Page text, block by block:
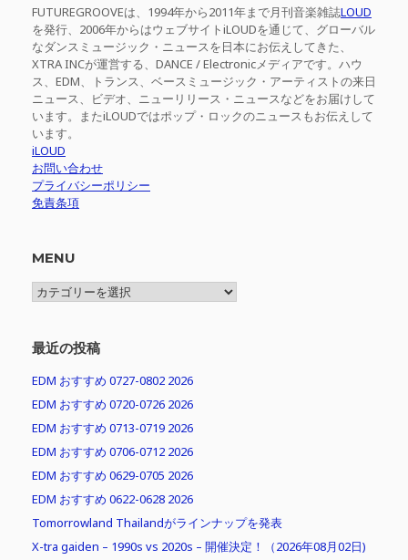
FUTUREGROOVEは、1994年から2011年まで月刊音楽雑誌LOUD
を発行、2006年からはウェブサイトiLOUDを通じて、グローバル
なダンスミュージック・ニュースを日本にお伝えしてきた、
XTRA INCが運営する、DANCE / Electronicメディアです。ハウ
ス、EDM、トランス、ベースミュージック・アーティストの来日
ニュース、ビデオ、ニューリリース・ニュースなどをお届けして
います。またiLOUDではポップ・ロックのニュースもお伝えして
います。
iLOUD
お問い合わせ
プライバシーポリシー
免責条項
MENU
MENU
最近の投稿
EDM おすすめ 0727-0802 2026
EDM おすすめ 0720-0726 2026
EDM おすすめ 0713-0719 2026
EDM おすすめ 0706-0712 2026
EDM おすすめ 0629-0705 2026
EDM おすすめ 0622-0628 2026
Tomorrowland Thailandがラインナップを発表
X-tra gaiden – 1990s vs 2020s – 開催決定！（2026年08月02日)